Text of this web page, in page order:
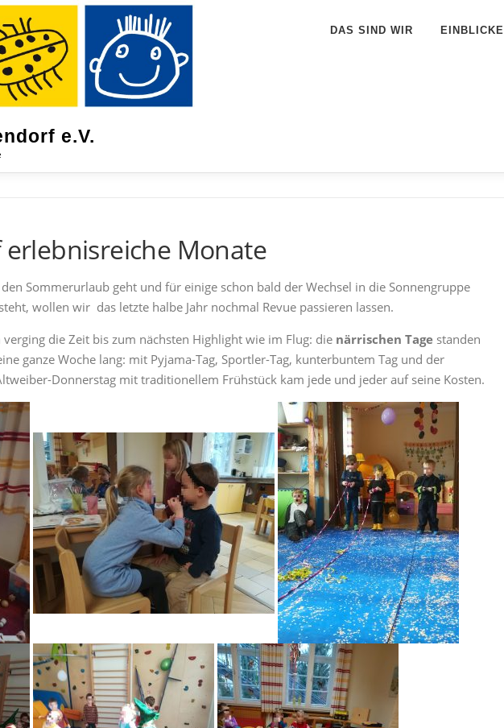
e.V.
DAS SIND WIR EINBLICKE
erlebnisreiche Monate
Sommerurlaub geht und für einige schon bald der Wechsel in die Sonnengruppe
wollen wir das letzte halbe Jahr nochmal Revue passieren lassen.
die Zeit bis zum nächsten Highlight wie im Flug: die närrischen Tage standen
ganze Woche lang: mit Pyjama-Tag, Sportler-Tag, kunterbuntem Tag und der
Donnerstag mit traditionellem Frühstück kam jede und jeder auf seine Kosten.